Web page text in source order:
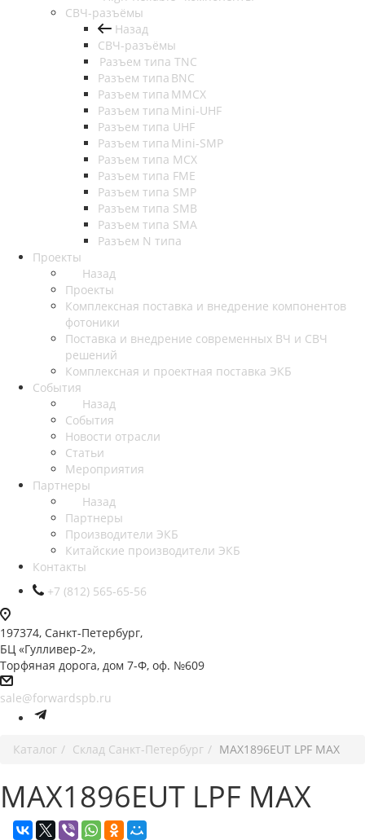
СВЧ-разъёмы
Назад
СВЧ-разъёмы
Разъем типа TNC
Разъем типа BNC
Разъем типа MMCX
Разъем типа Mini-UHF
Разъем типа UHF
Разъем типа Mini-SMP
Разъем типа MCX
Разъем типа FME
Разъем типа SMP
Разъем типа SMB
Разъем типа SMA
Разъем N типа
Проекты
Назад
Проекты
Комплексная поставка и внедрение компонентов
фотоники
Поставка и внедрение современных ВЧ и СВЧ
решений
Комплексная и проектная поставка ЭКБ
События
Назад
События
Новости отрасли
Статьи
Мероприятия
Партнеры
Назад
Партнеры
Производители ЭКБ
Китайские производители ЭКБ
Контакты
+7 (812) 565-65-56
197374, Санкт-Петербург,
БЦ «Гулливер-2»,
Торфяная дорога, дом 7-Ф, оф. №609
sale@forwardspb.ru
Каталог Cклад Санкт-Петербург MAX1896EUT LPF MAX
MAX1896EUT LPF MAX